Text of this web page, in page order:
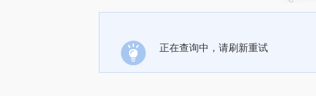
正在查询中，请刷新重试